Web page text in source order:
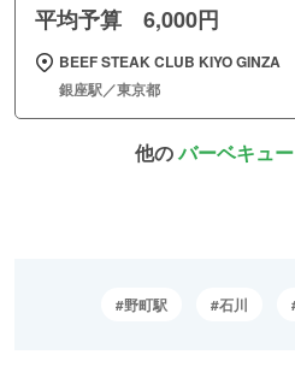
平均予算 6,000円
BEEF STEAK CLUB KIYO GINZA
銀座駅／東京都
他のバーベキュー
野町駅 石川